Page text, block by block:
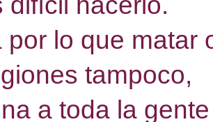
por lo que matar
tampoco,
a toda la gente